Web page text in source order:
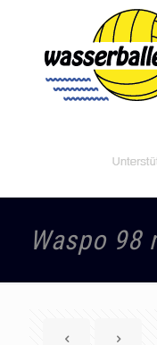
Waspo 98